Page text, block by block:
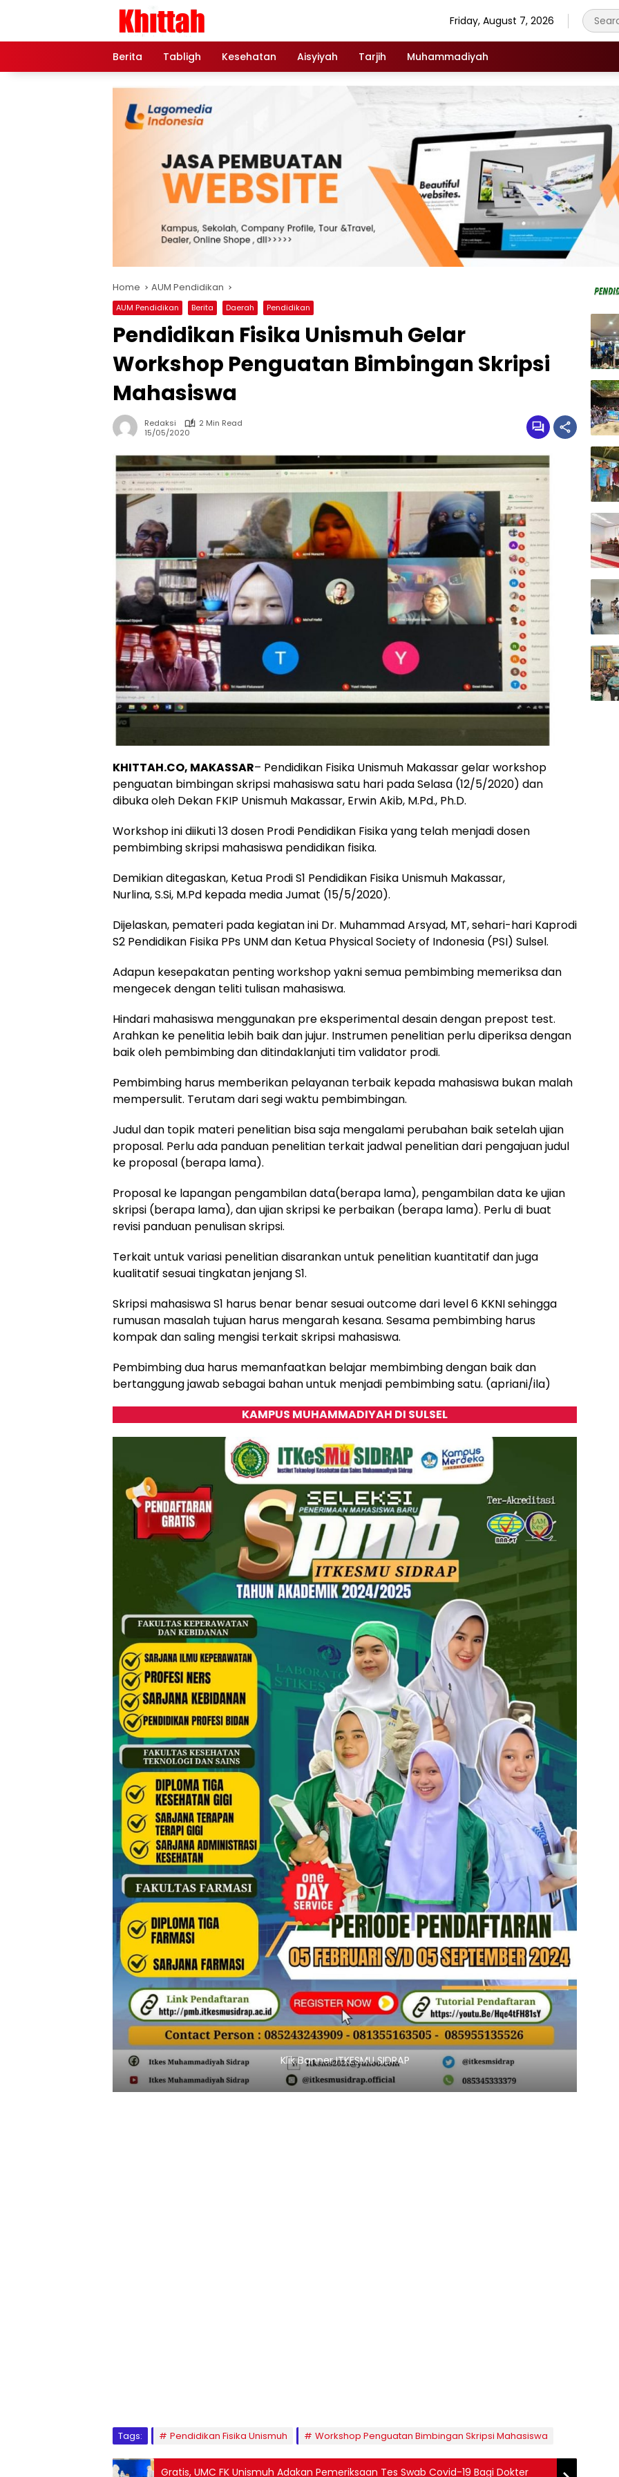
Friday, August 7, 2026
Berita Tabligh Kesehatan Aisyiyah Tarjih Muhammadiyah
Home AUM Pendidikan
AUM Pendidikan Berita Daerah Pendidikan
Pendidikan Fisika Unismuh Gelar
Workshop Penguatan Bimbingan Skripsi
Mahasiswa
Redaksi
2 Min Read
15/05/2020
KHITTAH.CO, MAKASSAR– Pendidikan Fisika Unismuh Makassar gelar workshop
penguatan bimbingan skripsi mahasiswa satu hari pada Selasa (12/5/2020) dan
dibuka oleh Dekan FKIP Unismuh Makassar, Erwin Akib, M.Pd., Ph.D.
Workshop ini diikuti 13 dosen Prodi Pendidikan Fisika yang telah menjadi dosen
pembimbing skripsi mahasiswa pendidikan fisika.
Demikian ditegaskan, Ketua Prodi S1 Pendidikan Fisika Unismuh Makassar,
Nurlina, S.Si, M.Pd kepada media Jumat (15/5/2020).
Dijelaskan, pemateri pada kegiatan ini Dr. Muhammad Arsyad, MT, sehari-hari Kaprodi
S2 Pendidikan Fisika PPs UNM dan Ketua Physical Society of Indonesia (PSI) Sulsel.
Adapun kesepakatan penting workshop yakni semua pembimbing memeriksa dan
mengecek dengan teliti tulisan mahasiswa.
Hindari mahasiswa menggunakan pre eksperimental desain dengan prepost test.
Arahkan ke penelitia lebih baik dan jujur. Instrumen penelitian perlu diperiksa dengan
baik oleh pembimbing dan ditindaklanjuti tim validator prodi.
Pembimbing harus memberikan pelayanan terbaik kepada mahasiswa bukan malah
mempersulit. Terutam dari segi waktu pembimbingan.
Judul dan topik materi penelitian bisa saja mengalami perubahan baik setelah ujian
proposal. Perlu ada panduan penelitian terkait jadwal penelitian dari pengajuan judul
ke proposal (berapa lama).
Proposal ke lapangan pengambilan data(berapa lama), pengambilan data ke ujian
skripsi (berapa lama), dan ujian skripsi ke perbaikan (berapa lama). Perlu di buat
revisi panduan penulisan skripsi.
Terkait untuk variasi penelitian disarankan untuk penelitian kuantitatif dan juga
kualitatif sesuai tingkatan jenjang S1.
Skripsi mahasiswa S1 harus benar benar sesuai outcome dari level 6 KKNI sehingga
rumusan masalah tujuan harus mengarah kesana. Sesama pembimbing harus
kompak dan saling mengisi terkait skripsi mahasiswa.
Pembimbing dua harus memanfaatkan belajar membimbing dengan baik dan
bertanggung jawab sebagai bahan untuk menjadi pembimbing satu. (apriani/ila)
KAMPUS MUHAMMADIYAH DI SULSEL
Tags: Pendidikan Fisika Unismuh Workshop Penguatan Bimbingan Skripsi Mahasiswa
Gratis, UMC FK Unismuh Adakan Pemeriksaan Tes Swab Covid-19 Bagi Dokter